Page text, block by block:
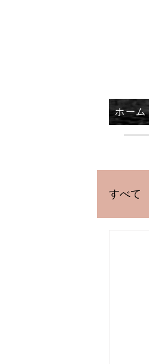
ホーム
すべて